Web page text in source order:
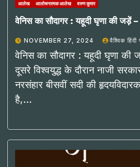
आलेख आलोचनात्मक आलेख वरुण कुमार
वेनिस का सौदागर : यहूदी घृणा की
NOVEMBER 27, 2024 वैश्विक हिंदी
वेनिस का सौदागर : यहूदी घृणा की
दूसरे विश्वयुद्ध के दौरान नाजी सरकार
नरसंहार बीसवीं सदी की
है,…